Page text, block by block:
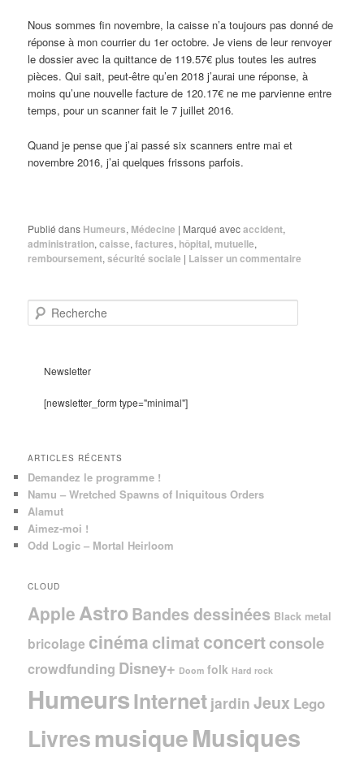
Nous sommes fin novembre, la caisse n’a toujours pas donné de
réponse à mon courrier du 1er octobre. Je viens de leur renvoyer
le dossier avec la quittance de 119.57€ plus toutes les autres
pièces. Qui sait, peut-être qu’en 2018 j’aurai une réponse, à
moins qu’une nouvelle facture de 120.17€ ne me parvienne entre
temps, pour un scanner fait le 7 juillet 2016.
Quand je pense que j’ai passé six scanners entre mai et
novembre 2016, j’ai quelques frissons parfois.
Publié dans Humeurs, Médecine | Marqué avecaccident,
administration,caisse,factures, hôpital, mutuelle,
remboursement,sécurité sociale | Laisser un commentaire
e
Newsletter
[newsletter_form type="minimal"]
ARTICLES RÉCENTS
Demandez le programme !
Namu – Wretched Spawns of Iniquitous Orders
Alamut
Aimez-moi !
Odd Logic – Mortal Heirloom
CLOUD
Apple AstroBandes dessinées Black metal
bricolage cinéma climat concertconsole
crowdfunding Disney+ Doom folk Hard rock
HumeursInternet jardin Jeux Lego
LivresmusiqueMusiques